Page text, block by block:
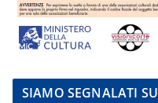
SIAMO SEGNALATI SU